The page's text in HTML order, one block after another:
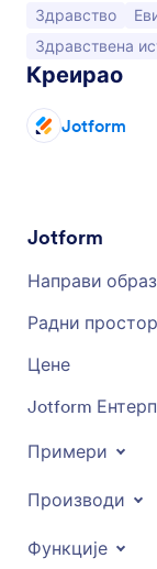
Иди на
Здравство
Иди на
Здравствена
Креирао
Jotform
Jotform
Направи
Радни простор
Цене
Jotform
Примери
Производи
Функције